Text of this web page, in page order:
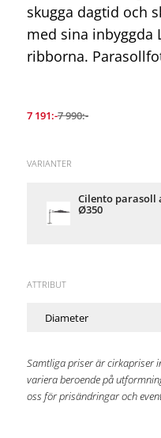
skugga dagtid och
med sina inbyggda
ribborna.
7 191:-7 990:-
VARIANTER
Cilento parasoll
Ø350
ATTRIBUT
Diameter
Samtliga priser är cirkapriser
variera beroende på
oss för prisändringar och